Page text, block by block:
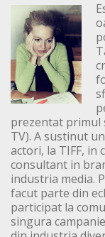
prezentat primul
TV). A sustinut
actori, la TIFF, in
consultant in
industria media.
facut parte din
participat la
singura